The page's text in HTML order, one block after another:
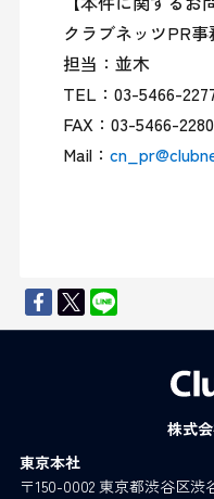
クラブネッツPR事
担当：並木
TEL：03-5466-
FAX：03-5466-2280
Mail：
株式
東京本社
〒150-0002 東京都渋谷区渋